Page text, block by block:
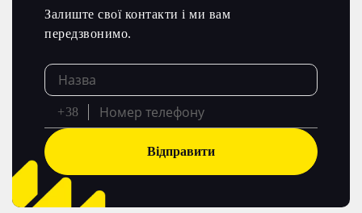
Залиште свої контакти і ми вам
передзвонимо.
+38
Відправити